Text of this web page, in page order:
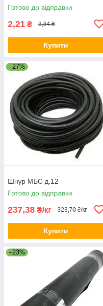
Готово до відправки
2,21 ₴ 3,84 ₴
Купити
–27%
Шнур МБС д.12
Готово до відправки
237,38 ₴/кг 323,70 ₴/кг
Купити
–23%